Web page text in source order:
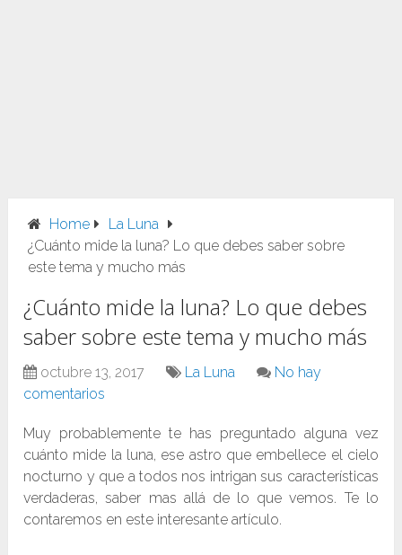
Home
La Luna
¿Cuánto mide la luna? Lo que debes saber sobre
este tema y mucho más
¿Cuánto mide la luna? Lo que debes
saber sobre este tema y mucho más
octubre 13, 2017 La Luna
No hay
comentarios
Muy probablemente te has preguntado alguna vez
cuánto mide la luna, ese astro que embellece el cielo
nocturno y que a todos nos intrigan sus características
verdaderas, saber mas allá de lo que vemos. Te lo
contaremos en este interesante artículo.